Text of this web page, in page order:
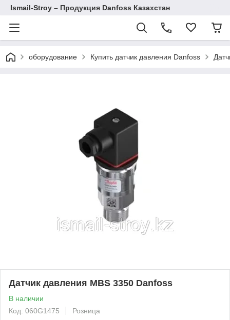
Ismail-Stroy – Продукция Danfoss Казахстан
оборудование Купить датчик давления Danfoss
Датчик давления MBS 3350 Danfoss
В наличии
Код: 060G1475
Розница